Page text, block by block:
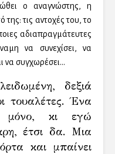
ο αναγνώστης, η
τις αντοχές του, το
αδιαπραγμάτευτες
να συνεχίσει, να
να συγχωρέσει…
δεξιά
τουαλέτες. Ένα
μόνο, κι εγώ
έτσι δα. Μια
και μπαίνει